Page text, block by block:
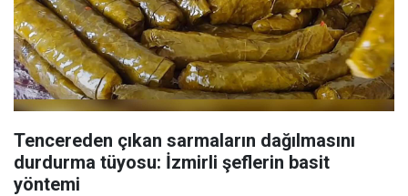
Tencereden çıkan sarmaların dağılmasını
durdurma tüyosu: İzmirli şeflerin basit
yöntemi